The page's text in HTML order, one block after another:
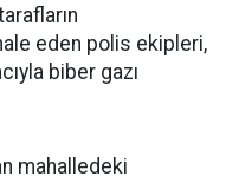
eden polis ekipleri,
biber gazı
mahalledeki